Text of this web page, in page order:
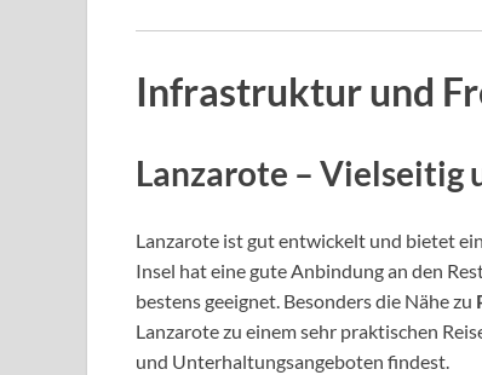
Infrastruktur und
Lanzarote – Vielseitig
Lanzarote ist gut entwickelt und bietet
Insel hat eine gute Anbindung an den
bestens geeignet. Besonders die Nähe zu
Lanzarote zu einem sehr praktischen
und Unterhaltungsangeboten findest.